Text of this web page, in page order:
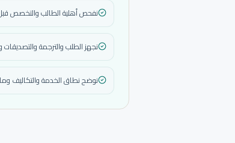
نفحص أهلية الطالب والتخصص
نجهز الطلب والترجمة
نوضح نطاق الخدمة والتكاليف